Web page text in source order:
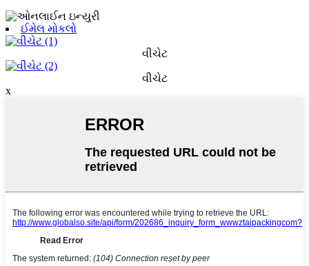
ઈમેલ મોકલો
વીચેટ
વીચેટ
x